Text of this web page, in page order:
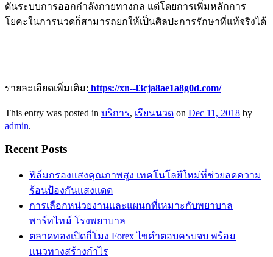
ดันระบบการออกกำลังกายทางกล แต่โดยการเพิ่มหลักการ
โยคะในการนวดก็สามารถยกให้เป็นศิลปะการรักษาที่แท้จริงได้
รายละเอียดเพิ่มเติม: https://xn--l3cja8ae1a8g0d.com/
This entry was posted in บริการ, เรียนนวด on Dec 11, 2018 by
admin.
Recent Posts
ฟิล์มกรองแสงคุณภาพสูง เทคโนโลยีใหม่ที่ช่วยลดความ
ร้อนป้องกันแสงแดด
การเลือกหน่วยงานและแผนกที่เหมาะกับพยาบาล
พาร์ทไทม์ โรงพยาบาล
ตลาดทองเปิดกี่โมง Forex ไขคำตอบครบจบ พร้อม
แนวทางสร้างกำไร